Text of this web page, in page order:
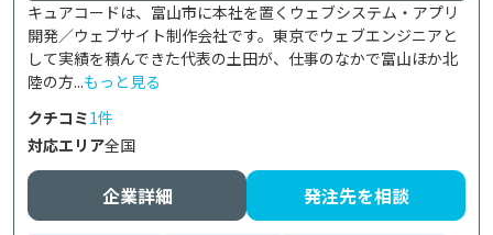
キュアコードは、富山市に本社を置くウェブシステム・アプリ
開発／ウェブサイト制作会社です。東京でウェブエンジニアと
して実績を積んできた代表の土田が、仕事のなかで富山ほか北
陸の方...もっと見る
クチコミ1件
対応エリア全国
企業詳細 発注先を相談